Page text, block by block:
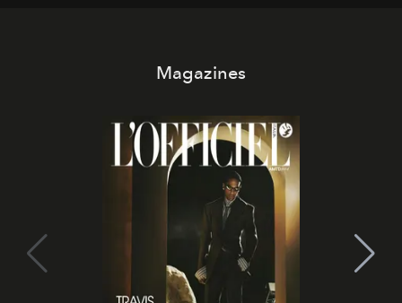
Magazines